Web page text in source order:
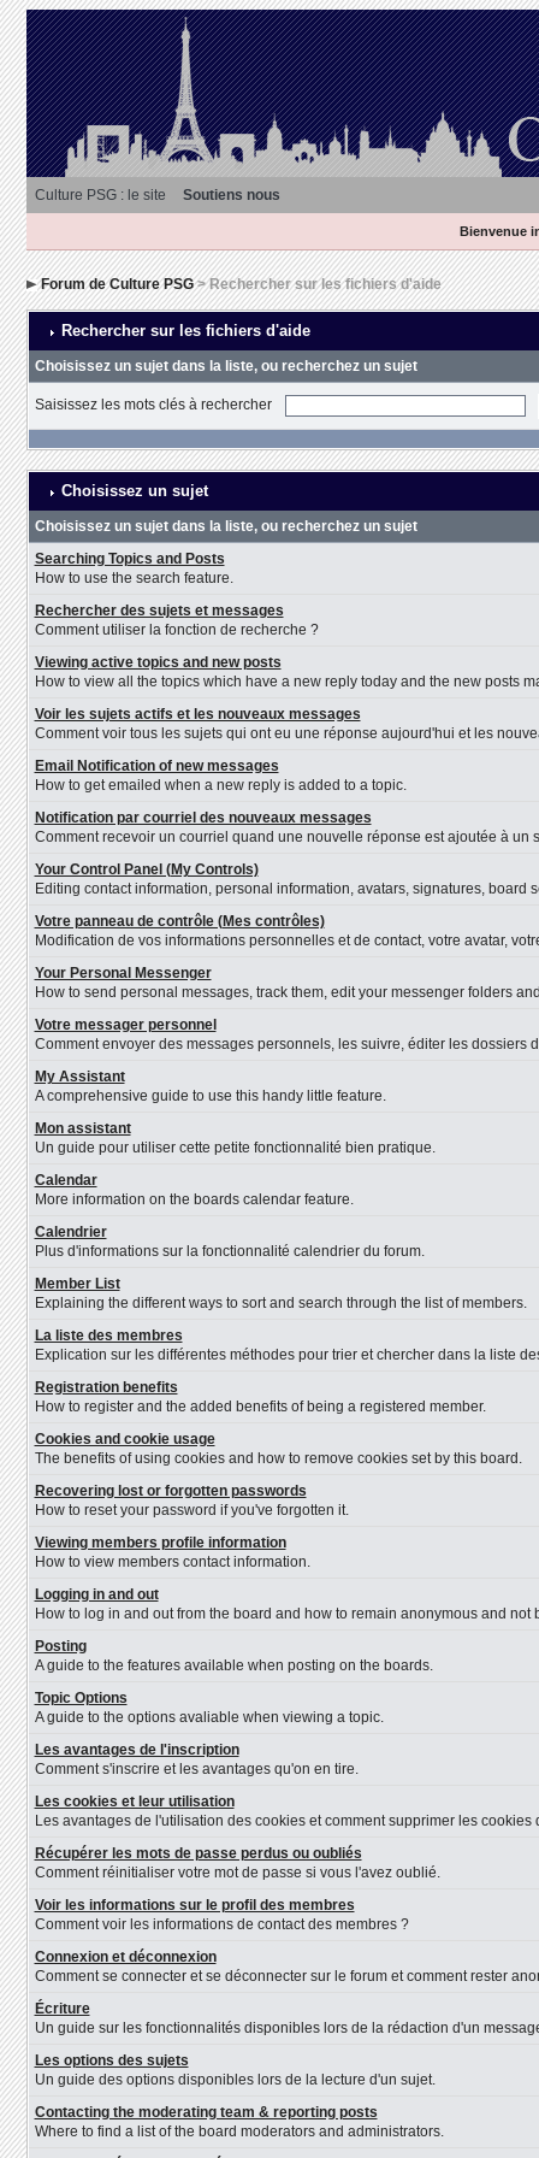
Culture PSG : le site Soutiens nous
Bienvenue
Forum de Culture PSG> Rechercher sur les fichiers d'aide
Rechercher sur les fichiers d'aide
Choisissez un sujet dans la liste, ou recherchez un sujet
Saisissez les mots clés à rechercher
Choisissez un sujet
Choisissez un sujet dans la liste, ou recherchez un sujet
Searching Topics and Posts
How to use the search feature.
Rechercher des sujets et messages
Comment utiliser la fonction de recherche ?
Viewing active topics and new posts
How to view all the topics which have a new reply today and the new posts
Voir les sujets actifs et les nouveaux messages
Comment voir tous les sujets qui ont eu une réponse aujourd'hui et les
Email Notification of new messages
How to get emailed when a new reply is added to a topic.
Notification par courriel des nouveaux messages
Comment recevoir un courriel quand une nouvelle réponse est ajoutée à un
Your Control Panel (My Controls)
Editing contact information, personal information, avatars, signatures, board
Votre panneau de contrôle (Mes contrôles)
Modification de vos informations personnelles et de contact, votre avatar,
Your Personal Messenger
How to send personal messages, track them, edit your messenger folders
Votre messager personnel
Comment envoyer des messages personnels, les suivre, éditer les dossiers
My Assistant
A comprehensive guide to use this handy little feature.
Mon assistant
Un guide pour utiliser cette petite fonctionnalité bien pratique.
Calendar
More information on the boards calendar feature.
Calendrier
Plus d'informations sur la fonctionnalité calendrier du forum.
Member List
Explaining the different ways to sort and search through the list of members.
La liste des membres
Explication sur les différentes méthodes pour trier et chercher dans la liste
Registration benefits
How to register and the added benefits of being a registered member.
Cookies and cookie usage
The benefits of using cookies and how to remove cookies set by this board.
Recovering lost or forgotten passwords
How to reset your password if you've forgotten it.
Viewing members profile information
How to view members contact information.
Logging in and out
How to log in and out from the board and how to remain anonymous and not
Posting
A guide to the features available when posting on the boards.
Topic Options
A guide to the options avaliable when viewing a topic.
Les avantages de l'inscription
Comment s'inscrire et les avantages qu'on en tire.
Les cookies et leur utilisation
Les avantages de l'utilisation des cookies et comment supprimer les cookies
Récupérer les mots de passe perdus ou oubliés
Comment réinitialiser votre mot de passe si vous l'avez oublié.
Voir les informations sur le profil des membres
Comment voir les informations de contact des membres ?
Connexion et déconnexion
Comment se connecter et se déconnecter sur le forum et comment rester
Écriture
Un guide sur les fonctionnalités disponibles lors de la rédaction d'un
Les options des sujets
Un guide des options disponibles lors de la lecture d'un sujet.
Contacting the moderating team & reporting posts
Where to find a list of the board moderators and administrators.